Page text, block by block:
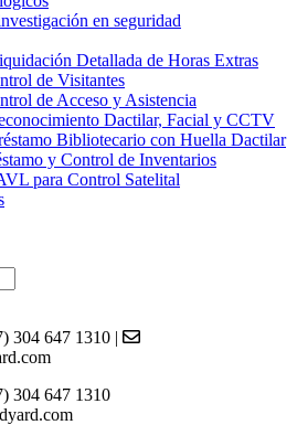
en seguridad
Detallada de Horas Extras
de Visitantes
de Acceso y Asistencia
Dactilar, Facial y CCTV
Bibliotecario con Huella Dactilar
y Control de Inventarios
para Control Satelital
304 647 1310 |
304 647 1310